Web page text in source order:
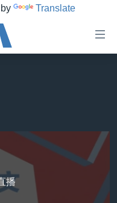
Translate
播